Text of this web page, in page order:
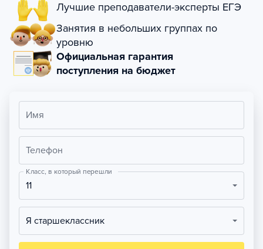
Лучшие преподаватели-эксперты ЕГЭ
Занятия в небольших группах по
уровню
Официальная гарантия
поступления на бюджет
Имя
Телефон
Класс, в который перешли
11
Я старшеклассник